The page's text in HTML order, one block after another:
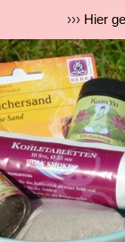
››› Hier